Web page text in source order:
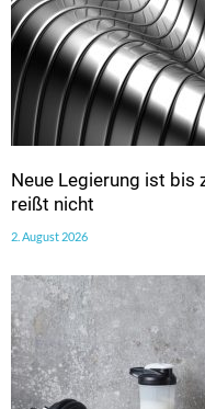
Neue Legierung ist bis
reißt nicht
2. August 2026